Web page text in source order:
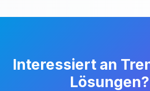
Interessiert an
Lösungen?